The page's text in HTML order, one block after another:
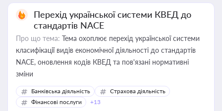
Перехід української системи КВЕД до
стандартів NACE
Про що тема: Тема охоплює перехід української системи
класифікації видів економічної діяльності до стандартів
NACE, оновлення кодів КВЕД та пов'язані нормативні
зміни
Банківська діяльність
Страхова діяльність
Фінансові послуги
+13